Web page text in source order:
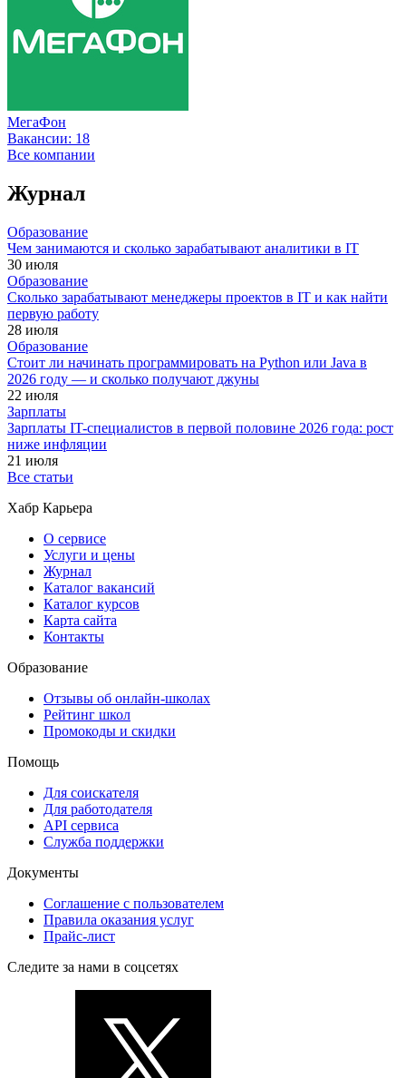
МегаФон
Вакансии: 18
Все компании
Журнал
Образование
Чем занимаются и сколько зарабатывают аналитики в IT
30 июля
Образование
Сколько зарабатывают менеджеры проектов в IT и как найти
первую работу
28 июля
Образование
Стоит ли начинать программировать на Python или Java в
2026 году — и сколько получают джуны
22 июля
Зарплаты
Зарплаты IT-специалистов в первой половине 2026 года: рост
ниже инфляции
21 июля
Все статьи
Хабр Карьера
О сервисе
Услуги и цены
Журнал
Каталог вакансий
Каталог курсов
Карта сайта
Контакты
Образование
Отзывы об онлайн-школах
Рейтинг школ
Промокоды и скидки
Помощь
Для соискателя
Для работодателя
API сервиса
Служба поддержки
Документы
Соглашение с пользователем
Правила оказания услуг
Прайс-лист
Следите за нами в соцсетях